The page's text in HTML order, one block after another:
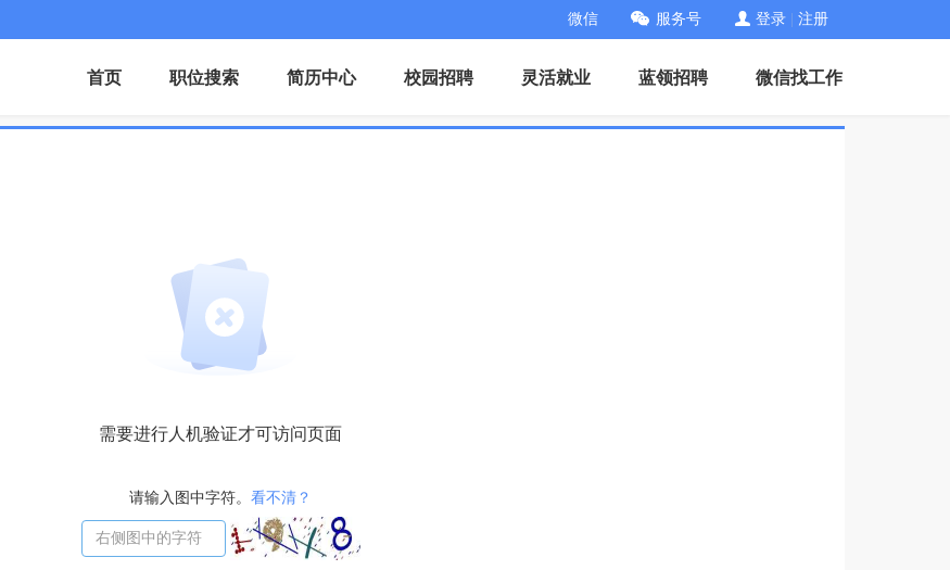
微信 服务号 登录 注册
首页 职位搜索 简历中心 校园招聘 灵活就业 蓝领招聘 微信找工作
需要进行人机验证才可访问页面
请输入图中字符。 看不清？